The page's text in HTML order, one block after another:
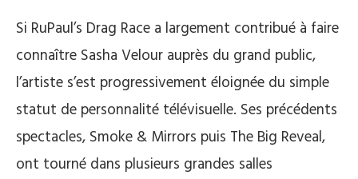
Si RuPaul’s Drag Race a largement contribué à faire
connaître Sasha Velour auprès du grand public,
l’artiste s’est progressivement éloignée du simple
statut de personnalité télévisuelle. Ses précédents
spectacles, Smoke & Mirrors puis The Big Reveal,
ont tourné dans plusieurs grandes salles